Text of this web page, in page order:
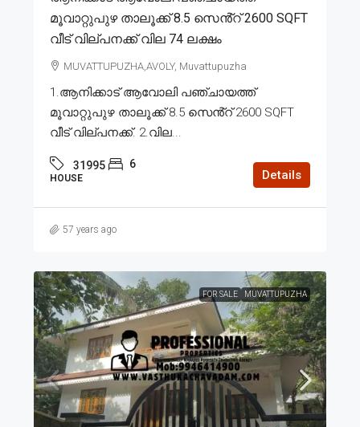
മൂവാറ്റുപുഴ താലൂക്ക് 8.5 സെൻ്റ് 2600 SQFT
വീട് വില്പനക്ക് വില 74 ലക്ഷം
MUVATTUPUZHA,AVOLY, Muvattupuzha
1.ആനിക്കാട് ആവോലി പഞ്ചായത്ത്
മൂവാറ്റുപുഴ താലൂക്ക് 8.5 സെൻ്റ് 2600 SQFT
വീട് വില്പനക്ക്. 2.വില...
31995 6
HOUSE Details
57 years ago
FOR SALE MUVATTUPUZHA